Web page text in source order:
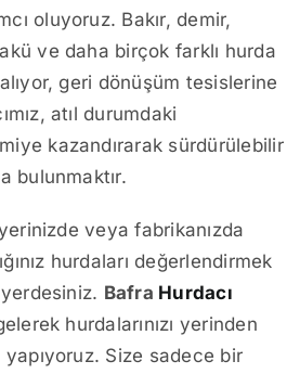
oluyoruz. Bakır, demir,
ve daha birçok farklı hurda
geri dönüşüm tesislerine
atıl durumdaki
kazandırarak sürdürülebilir
bulunmaktır.
veya fabrikanızda
hurdaları değerlendirmek
Bafra Hurdacı
hurdalarınızı yerinden
Size sadece bir